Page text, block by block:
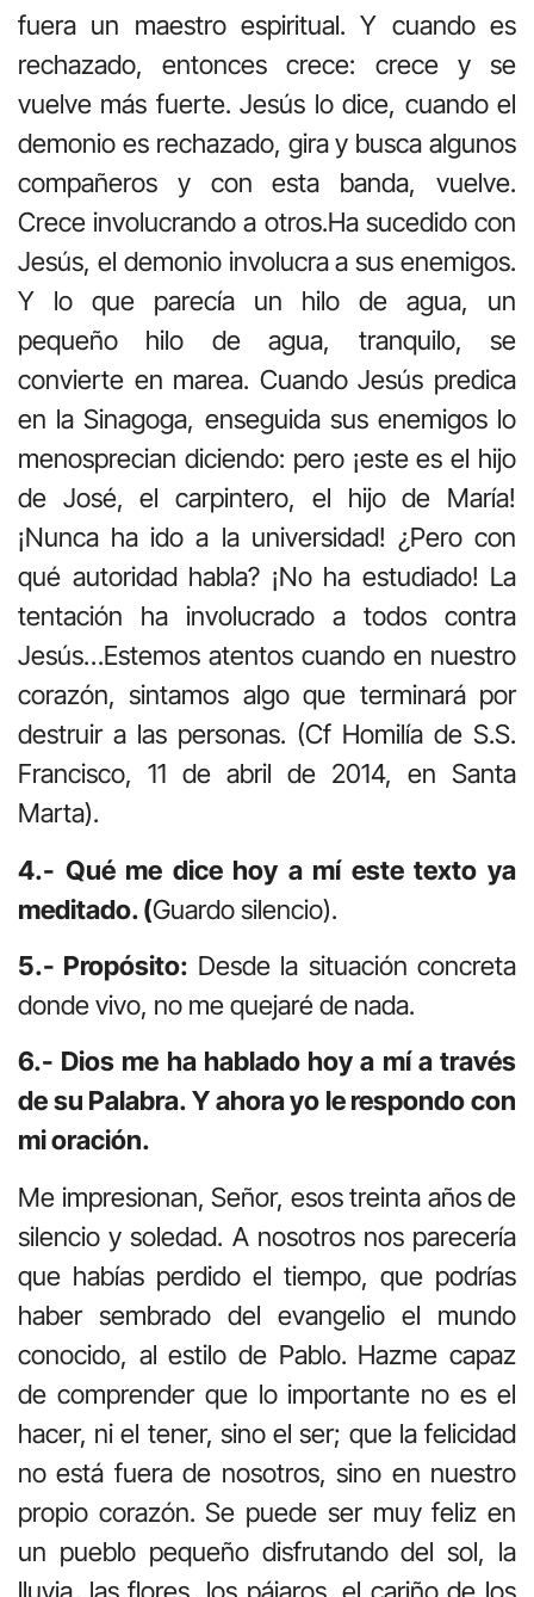
fuera un maestro espiritual. Y cuando es
rechazado, entonces crece: crece y se
vuelve más fuerte. Jesús lo dice, cuando el
demonio es rechazado, gira y busca algunos
compañeros y con esta banda, vuelve.
Crece involucrando a otros.Ha sucedido con
Jesús, el demonio involucra a sus enemigos.
Y lo que parecía un hilo de agua, un
pequeño hilo de agua, tranquilo, se
convierte en marea. Cuando Jesús predica
en la Sinagoga, enseguida sus enemigos lo
menosprecian diciendo: pero ¡este es el hijo
de José, el carpintero, el hijo de María!
¡Nunca ha ido a la universidad! ¿Pero con
qué autoridad habla? ¡No ha estudiado! La
tentación ha involucrado a todos contra
Jesús…Estemos atentos cuando en nuestro
corazón, sintamos algo que terminará por
destruir a las personas. (Cf Homilía de S.S.
Francisco, 11 de abril de 2014, en Santa
Marta).
4.- Qué me dice hoy a mí este texto ya
meditado. (Guardo silencio).
5.- Propósito: Desde la situación concreta
donde vivo, no me quejaré de nada.
6.- Dios me ha hablado hoy a mí a través
de su Palabra. Y ahora yo le respondo con
mi oración.
Me impresionan, Señor, esos treinta años de
silencio y soledad. A nosotros nos parecería
que habías perdido el tiempo, que podrías
haber sembrado del evangelio el mundo
conocido, al estilo de Pablo. Hazme capaz
de comprender que lo importante no es el
hacer, ni el tener, sino el ser; que la felicidad
no está fuera de nosotros, sino en nuestro
propio corazón. Se puede ser muy feliz en
un pueblo pequeño disfrutando del sol, la